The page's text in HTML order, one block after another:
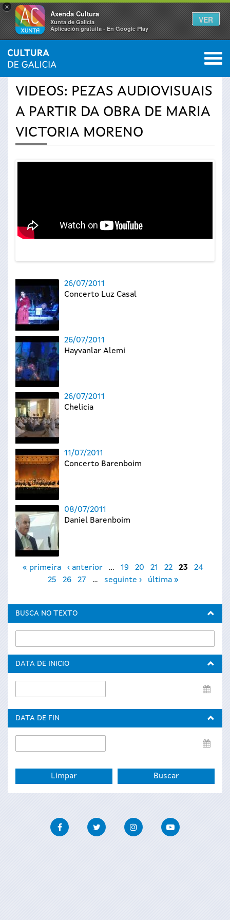
×
Axenda Cultura
Xunta de Galicia
Aplicación gratuíta - En Google Play
VER
Vostede
aquí
INICIO › ACTUALIDADE 0
VIDEOS: PEZAS AUDIOVISUAIS
A PARTIR DA OBRA DE MARIA
VICTORIA MORENO
26/07/2011
Concerto Luz Casal
26/07/2011
Hayvanlar Alemi
26/07/2011
Chelicia
11/07/2011
Concerto Barenboim
08/07/2011
Daniel Barenboim
Páxinas
« primeira ‹ anterior … 19 20 21 22 23
24
25
26 27 … seguinte › última »
BUSCA NO TEXTO
DATA DE INICIO
de
DATA DE FIN
de
FacebookTwitter InstagramYoutube